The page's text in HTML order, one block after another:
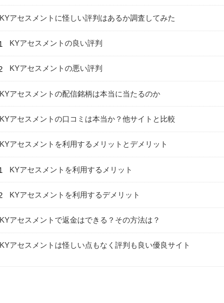
KYアセスメントに怪しい評判はあるか調査してみた
KYアセスメントの良い評判
KYアセスメントの悪い評判
KYアセスメントの配信銘柄は本当に当たるのか
KYアセスメントの口コミは本当か？他サイトと比較
KYアセスメントを利用するメリットとデメリット
KYアセスメントを利用するメリット
KYアセスメントを利用するデメリット
KYアセスメントで返金はできる？その方法は？
KYアセスメントは怪しい点もなく評判も良い優良サイト